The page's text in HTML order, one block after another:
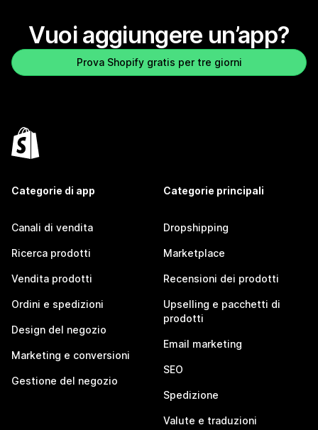
Vuoi aggiungere un’app?
Prova Shopify gratis per tre giorni
Categorie di app
Canali di vendita
Ricerca prodotti
Vendita prodotti
Ordini e spedizioni
Design del negozio
Marketing e conversioni
Gestione del negozio
Categorie principali
Dropshipping
Marketplace
Recensioni dei prodotti
Upselling e pacchetti di
prodotti
Email marketing
SEO
Spedizione
Valute e traduzioni